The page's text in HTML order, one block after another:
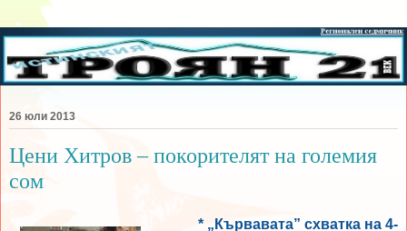
26 юли 2013
Цени Хитров – покорителят на големия
сом
* „Кървавата” схватка на 4-